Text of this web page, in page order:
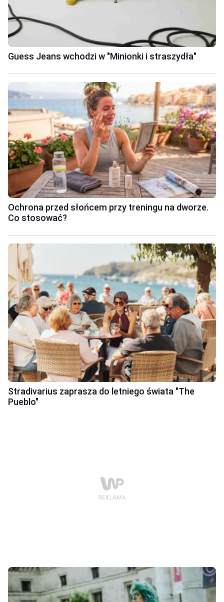
Guess Jeans wchodzi w "Minionki i straszydła"
Ochrona przed słońcem przy treningu na dworze.
Co stosować?
Stradivarius zaprasza do letniego świata "The
Pueblo"